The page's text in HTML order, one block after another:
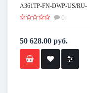
A361TP-FN-DWP-US/RU-
USB
0
50 628.00 руб.